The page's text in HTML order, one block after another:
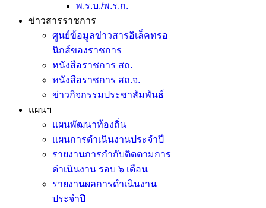
พ.ร.บ./พ.ร.ก.
ข่าวสารราชการ
ศูนย์ข้อมูลข่าวสารอิเล็คทรอ
นิกส์ของราชการ
หนังสือราชการ สถ.
หนังสือราชการ สถ.จ.
ข่าวกิจกรรมประชาสัมพันธ์
แผนฯ
แผนพัฒนาท้องถิ่น
แผนการดำเนินงานประจำปี
รายงานการกำกับติดตามการ
ดำเนินงาน รอบ ๖ เดือน
รายงานผลการดำเนินงาน
ประจำปี